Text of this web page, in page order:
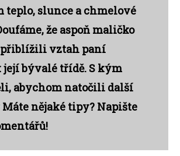
teplo, slunce a chmelové
že aspoň maličko
přiblížili vztah paní
bývalé třídě. S kým
abychom natočili další
nějaké tipy? Napište